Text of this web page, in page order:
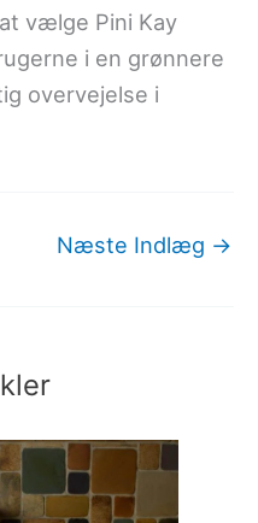
vælge Pini Kay
i en grønnere
overvejelse i
Næste Indlæg →